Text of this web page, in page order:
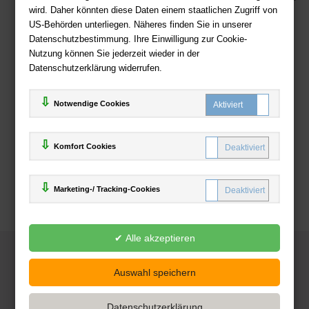
wird. Daher könnten diese Daten einem staatlichen Zugriff von
US-Behörden unterliegen. Näheres finden Sie in unserer
Datenschutzbestimmung. Ihre Einwilligung zur Cookie-
Nutzung können Sie jederzeit wieder in der
Datenschutzerklärung widerrufen.
Notwendige Cookies
Komfort Cookies
Marketing-/ Tracking-Cookies
Zahlweisen
Deutsche-Buchhandlung.de
www.deutsche-buchhandlung.de ist ein Angebot der
Handelsgesellschaft mbH
Powered by Inooga